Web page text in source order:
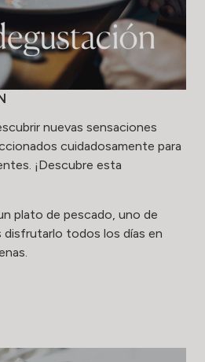
nuevas sensaciones
cuidadosamente para
¡Descubre esta
plato de pescado, uno de
disfrutarlo todos los días en